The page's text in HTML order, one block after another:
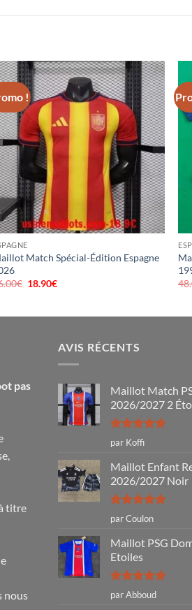
!
Match Spécial-Édition Espagne
€ Le
18.90€
pas
titre
nous
AVIS RÉCENTS
Maillot Match
2026/2027 2
Note5sur
5
par Koffi
Maillot Enfant
2026/2027 Noir
Note5sur
5
par Coulon
Maillot PSG
Etoiles
Note5sur
5
par Abboud